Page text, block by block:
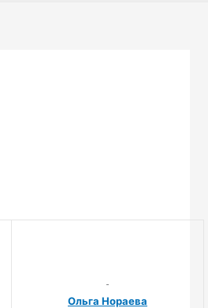
Ольга Нораева